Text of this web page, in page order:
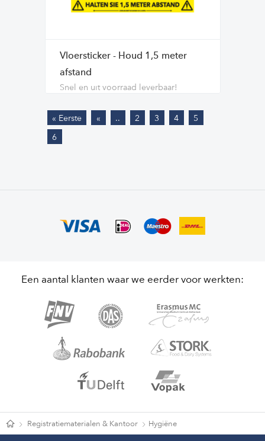
Vloersticker - Houd 1,5 meter
afstand
Snel en uit voorraad leverbaar!
« Eerste « .. 2 3 4
5
6
Een aantal klanten waar we eerder voor werkten:
Registratiematerialen & Kantoor Hygiëne